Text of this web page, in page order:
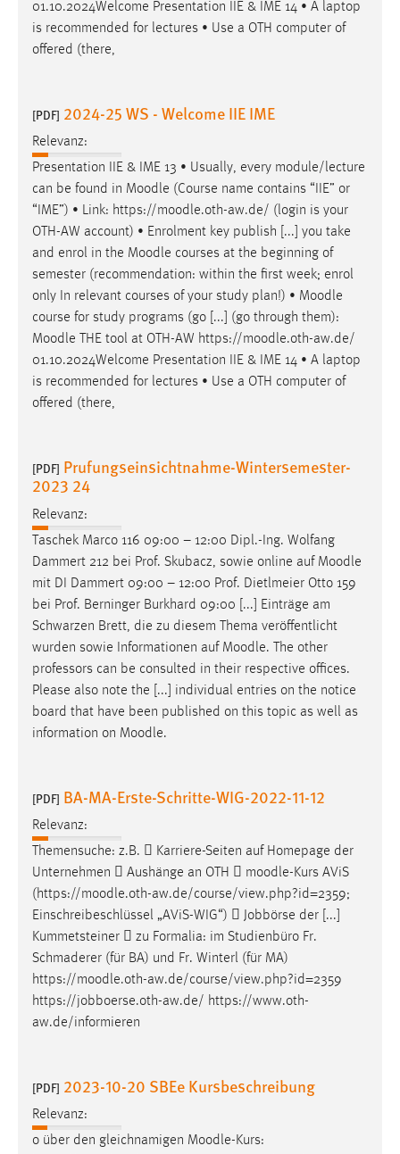
01.10.2024Welcome Presentation IIE & IME 14 • A laptop
is recommended for lectures • Use a OTH computer of
offered (there,
[PDF] 2024-25 WS - Welcome IIE IME
Relevanz:
Presentation IIE & IME 13 • Usually, every module/lecture
can be found in Moodle (Course name contains “IIE” or
“IME”) • Link: https://moodle.oth-aw.de/ (login is your
OTH-AW account) • Enrolment key publish [...] you take
and enrol in the Moodle courses at the beginning of
semester (recommendation: within the first week; enrol
only In relevant courses of your study plan!) • Moodle
course for study programs (go [...] (go through them):
Moodle THE tool at OTH-AW https://moodle.oth-aw.de/
01.10.2024Welcome Presentation IIE & IME 14 • A laptop
is recommended for lectures • Use a OTH computer of
offered (there,
[PDF] Prufungseinsichtnahme-Wintersemester-
2023 24
Relevanz:
Taschek Marco 116 09:00 – 12:00 Dipl.-Ing. Wolfang
Dammert 212 bei Prof. Skubacz, sowie online auf Moodle
mit DI Dammert 09:00 – 12:00 Prof. Dietlmeier Otto 159
bei Prof. Berninger Burkhard 09:00 [...] Einträge am
Schwarzen Brett, die zu diesem Thema veröffentlicht
wurden sowie Informationen auf Moodle. The other
professors can be consulted in their respective offices.
Please also note the [...] individual entries on the notice
board that have been published on this topic as well as
information on Moodle.
[PDF] BA-MA-Erste-Schritte-WIG-2022-11-12
Relevanz:
Themensuche: z.B.  Karriere-Seiten auf Homepage der
Unternehmen  Aushänge an OTH  moodle-Kurs AViS
(https://moodle.oth-aw.de/course/view.php?id=2359;
Einschreibeschlüssel „AViS-WIG“)  Jobbörse der [...]
Kummetsteiner  zu Formalia: im Studienbüro Fr.
Schmaderer (für BA) und Fr. Winterl (für MA)
https://moodle.oth-aw.de/course/view.php?id=2359
https://jobboerse.oth-aw.de/ https://www.oth-
aw.de/informieren
[PDF] 2023-10-20 SBEe Kursbeschreibung
Relevanz:
o über den gleichnamigen Moodle-Kurs: